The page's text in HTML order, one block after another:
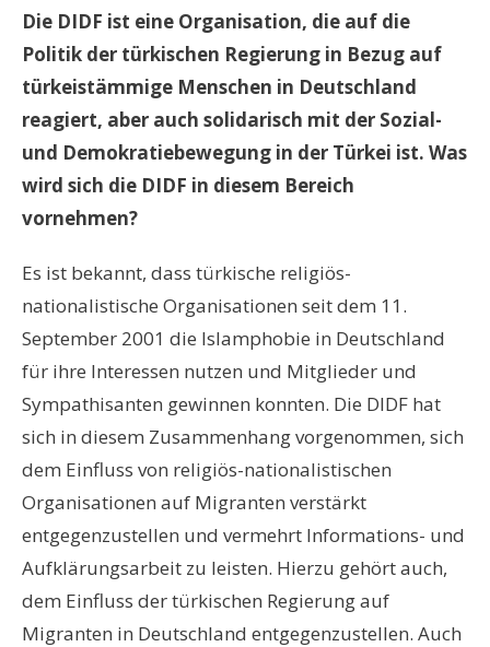
Die DIDF ist eine Organisation, die auf die
Politik der türkischen Regierung in Bezug auf
türkeistämmige Menschen in Deutschland
reagiert, aber auch solidarisch mit der Sozial-
und Demokratiebewegung in der Türkei ist. Was
wird sich die DIDF in diesem Bereich
vornehmen?
Es ist bekannt, dass türkische religiös-
nationalistische Organisationen seit dem 11.
September 2001 die Islamphobie in Deutschland
für ihre Interessen nutzen und Mitglieder und
Sympathisanten gewinnen konnten. Die DIDF hat
sich in diesem Zusammenhang vorgenommen, sich
dem Einfluss von religiös-nationalistischen
Organisationen auf Migranten verstärkt
entgegenzustellen und vermehrt Informations- und
Aufklärungsarbeit zu leisten. Hierzu gehört auch,
dem Einfluss der türkischen Regierung auf
Migranten in Deutschland entgegenzustellen. Auch